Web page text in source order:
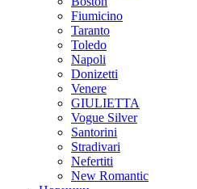
Fiumicino
Taranto
Toledo
Napoli
Donizetti
Venere
GIULIETTA
Vogue Silver
Santorini
Stradivari
Nefertiti
New Romantic